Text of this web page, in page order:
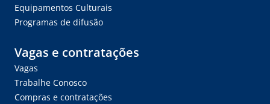
Equipamentos Culturais
Programas de difusão
Vagas e contratações
Vagas
Trabalhe Conosco
Compras e contratações